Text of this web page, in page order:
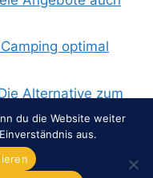
optimal
Alternative zum
du die Website weiter
aus.